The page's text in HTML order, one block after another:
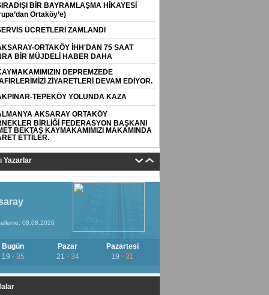
BİR BAYRAMLAŞMA HİKAYESİ
Ortaköy’e)
ÜCRETLERİ ZAMLANDI
ORTAKÖY İHH'DAN 75 SAAT
BİR MÜJDELİ HABER DAHA
DEPREMZEDE
ZİYARETLERİ DEVAM EDİYOR.
TEPEKÖY YOLUNDA KAZA
AKSARAY ORTAKÖY
BİRLİĞİ FEDERASYON BAŞKANI
BEKTAŞ KAYMAKAMIMIZI MAKAMINDA
ETTİLER.
Yazarlar
08.08.2026
Bugün
19 - 35
Pazar
21 - 34
Pazartesi
19 - 31